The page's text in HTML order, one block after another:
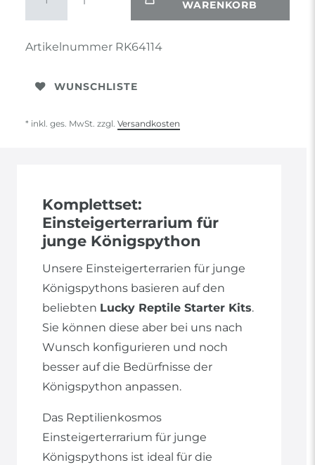
WARENKORB
Artikelnummer RK64114
WUNSCHLISTE
* inkl. ges. MwSt. zzgl. Versandkosten
Komplettset:
Einsteigerterrarium für
junge Königspython
Unsere Einsteigerterrarien für junge
Königspythons basieren auf den
beliebten Lucky Reptile Starter Kits.
Sie können diese aber bei uns nach
Wunsch konfigurieren und noch
besser auf die Bedürfnisse der
Königspython anpassen.
Das Reptilienkosmos
Einsteigerterrarium für junge
Königspythons ist ideal für die